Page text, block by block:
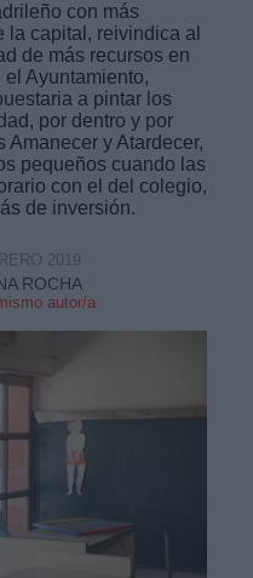
con más
capital, reivindica al
de más recursos en
Ayuntamiento,
a pintar los
por dentro y por
Amanecer y Atardecer,
pequeños cuando las
con el del colegio,
de inversión.
ROCHA
autor/a
2019